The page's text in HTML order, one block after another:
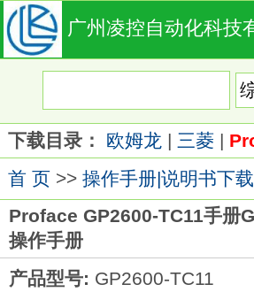
广州凌控自动化科技
下载目录： 欧姆龙 | 三菱|
首 页>> 操作手册|说明书下载
Proface GP2600-TC11手册
操作手册
产品型号: GP2600-TC11